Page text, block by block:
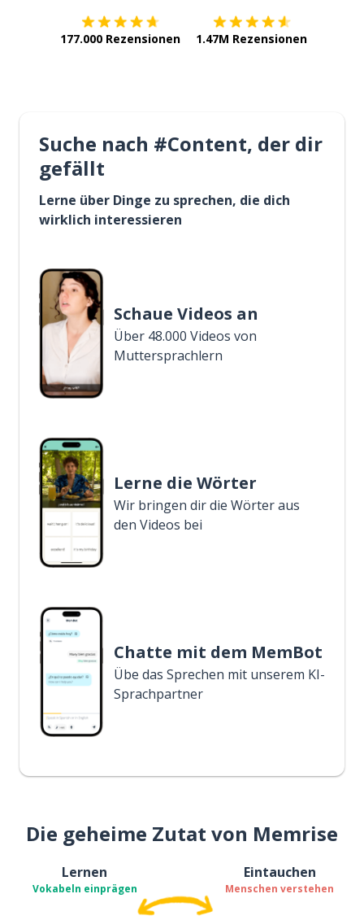
177.000 Rezensionen 1.47M Rezensionen
Suche nach #Content, der dir
gefällt
Lerne über Dinge zu sprechen, die dich
wirklich interessieren
Schaue Videos an
Über 48.000 Videos von
Muttersprachlern
Lerne die Wörter
Wir bringen dir die Wörter aus
den Videos bei
Chatte mit dem MemBot
Übe das Sprechen mit unserem KI-
Sprachpartner
Die geheime Zutat von Memrise
Lernen
Vokabeln einprägen
Eintauchen
Menschen verstehen